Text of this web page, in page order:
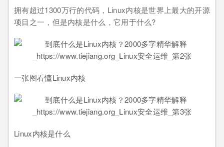
拥有超过1300万行的代码，Linux内核是世界上最大的开源
项目之一，但是内核是什么，它用于什么?
一张图看懂Linux内核
Linux内核是什么